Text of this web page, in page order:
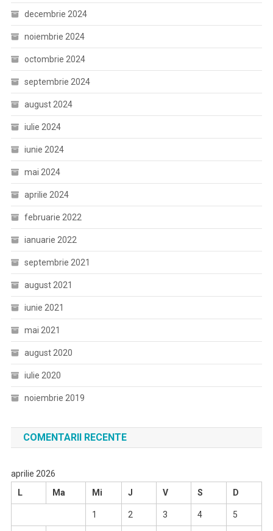
decembrie 2024
noiembrie 2024
octombrie 2024
septembrie 2024
august 2024
iulie 2024
iunie 2024
mai 2024
aprilie 2024
februarie 2022
ianuarie 2022
septembrie 2021
august 2021
iunie 2021
mai 2021
august 2020
iulie 2020
noiembrie 2019
COMENTARII RECENTE
aprilie 2026
L
Ma Mi J V S D
1 2 3 4 5